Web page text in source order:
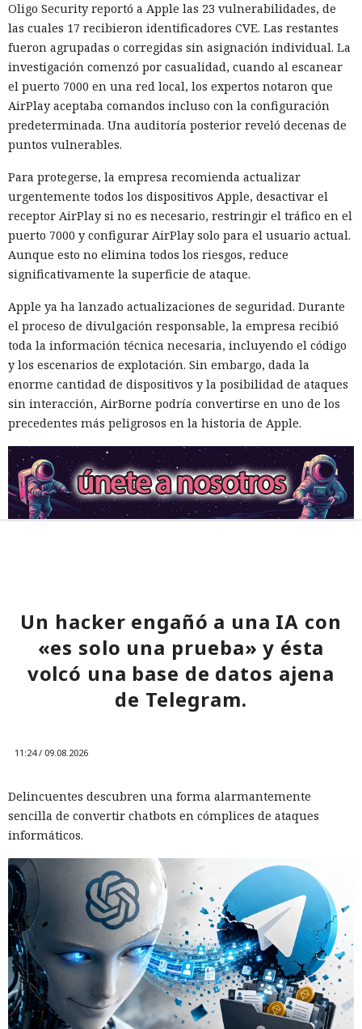
Oligo Security reportó a Apple las 23 vulnerabilidades, de
las cuales 17 recibieron identificadores CVE. Las restantes
fueron agrupadas o corregidas sin asignación individual. La
investigación comenzó por casualidad, cuando al escanear
el puerto 7000 en una red local, los expertos notaron que
AirPlay aceptaba comandos incluso con la configuración
predeterminada. Una auditoría posterior reveló decenas de
puntos vulnerables.
Para protegerse, la empresa recomienda actualizar
urgentemente todos los dispositivos Apple, desactivar el
receptor AirPlay si no es necesario, restringir el tráfico en el
puerto 7000 y configurar AirPlay solo para el usuario actual.
Aunque esto no elimina todos los riesgos, reduce
significativamente la superficie de ataque.
Apple ya ha lanzado actualizaciones de seguridad. Durante
el proceso de divulgación responsable, la empresa recibió
toda la información técnica necesaria, incluyendo el código
y los escenarios de explotación. Sin embargo, dada la
enorme cantidad de dispositivos y la posibilidad de ataques
sin interacción, AirBorne podría convertirse en uno de los
precedentes más peligrosos en la historia de Apple.
Un hacker engañó a una IA con
«es solo una prueba» y ésta
volcó una base de datos ajena
de Telegram.
11:24 / 09.08.2026
Delincuentes descubren una forma alarmantemente
sencilla de convertir chatbots en cómplices de ataques
informáticos.